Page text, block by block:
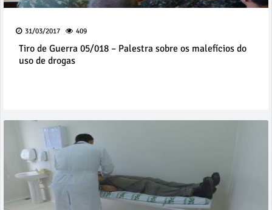
31/03/2017 409
Tiro de Guerra 05/018 – Palestra sobre os malefícios do
uso de drogas